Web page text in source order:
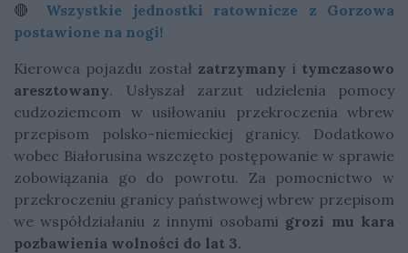
🔴 Wszystkie jednostki ratownicze z Gorzowa
postawione na nogi!
Kierowca pojazdu został zatrzymany i tymczasowo
aresztowany. Usłyszał zarzut udzielenia pomocy
cudzoziemcom w usiłowaniu przekroczenia wbrew
przepisom polsko-niemieckiej granicy. Dodatkowo
wobec Białorusina wszczęto postępowanie w sprawie
zobowiązania go do powrotu. Za pomocnictwo w
przekroczeniu granicy państwowej wbrew przepisom
we współdziałaniu z innymi osobami grozi mu kara
pozbawienia wolności do lat 3.